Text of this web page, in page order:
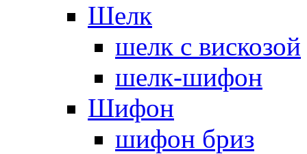
Шелк
шелк с вискозой
шелк-шифон
Шифон
шифон бриз